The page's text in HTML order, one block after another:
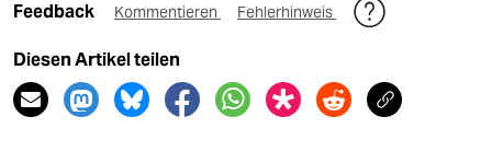
Feedback Kommentieren Fehlerhinweis
Diesen Artikel teilen